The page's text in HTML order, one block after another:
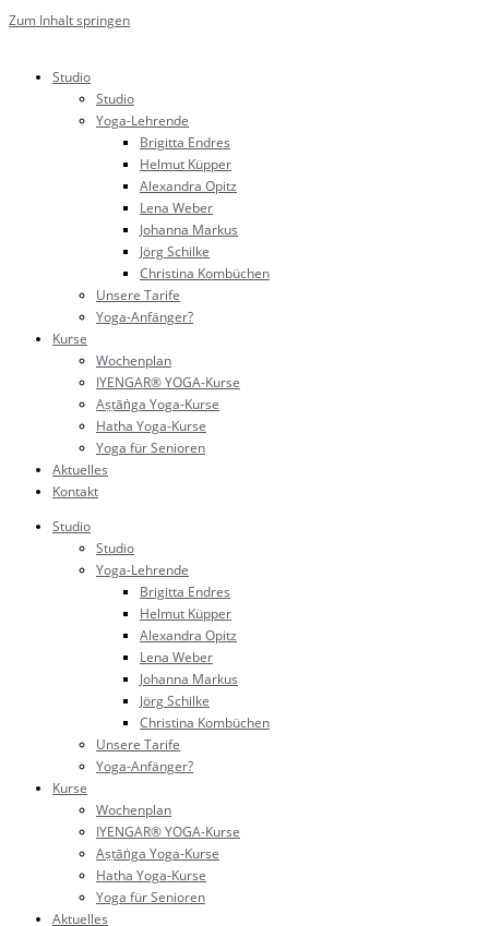
Zum Inhalt springen
Studio
Studio
Yoga-Lehrende
Brigitta Endres
Helmut Küpper
Alexandra Opitz
Lena Weber
Johanna Markus
Jörg Schilke
Christina Kombüchen
Unsere Tarife
Yoga-Anfänger?
Kurse
Wochenplan
IYENGAR® YOGA-Kurse
Aṣṭāṅga Yoga-Kurse
Hatha Yoga-Kurse
Yoga für Senioren
Aktuelles
Kontakt
Studio
Studio
Yoga-Lehrende
Brigitta Endres
Helmut Küpper
Alexandra Opitz
Lena Weber
Johanna Markus
Jörg Schilke
Christina Kombüchen
Unsere Tarife
Yoga-Anfänger?
Kurse
Wochenplan
IYENGAR® YOGA-Kurse
Aṣṭāṅga Yoga-Kurse
Hatha Yoga-Kurse
Yoga für Senioren
Aktuelles